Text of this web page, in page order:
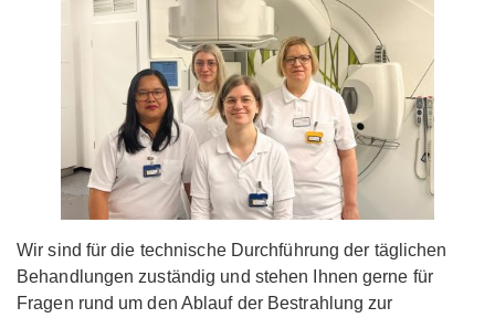
Wir sind für die technische Durchführung der täglichen
Behandlungen zuständig und stehen Ihnen gerne für
Fragen rund um den Ablauf der Bestrahlung zur